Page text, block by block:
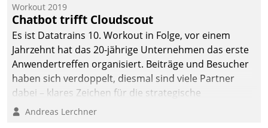
Workout 2019
Chatbot trifft Cloudscout
Es ist Datatrains 10. Workout in Folge, vor einem
Jahrzehnt hat das 20-jährige Unternehmen das erste
Anwendertreffen organisiert. Beiträge und Besucher
haben sich verdoppelt, diesmal sind viele Partner
dabei – klares Zeichen für die strategische
Fokussierung auf den Kunden.
Andreas Lerchner